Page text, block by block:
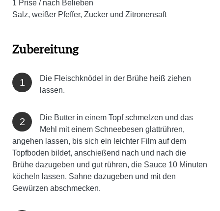
1 Prise / nach Belieben
Salz, weißer Pfeffer, Zucker und Zitronensaft
Zubereitung
Die Fleischknödel in der Brühe heiß ziehen
lassen.
Die Butter in einem Topf schmelzen und das
Mehl mit einem Schneebesen glattrühren,
angehen lassen, bis sich ein leichter Film auf dem
Topfboden bildet, anschießend nach und nach die
Brühe dazugeben und gut rühren, die Sauce 10 Minuten
köcheln lassen. Sahne dazugeben und mit den
Gewürzen abschmecken.